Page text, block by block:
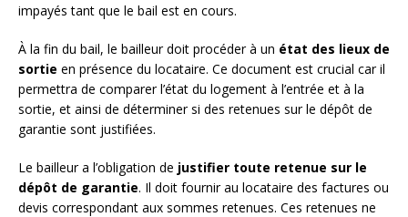
impayés tant que le bail est en cours.
À la fin du bail, le bailleur doit procéder à un état des lieux de
sortie en présence du locataire. Ce document est crucial car il
permettra de comparer l’état du logement à l’entrée et à la
sortie, et ainsi de déterminer si des retenues sur le dépôt de
garantie sont justifiées.
Le bailleur a l’obligation de justifier toute retenue sur le
dépôt de garantie. Il doit fournir au locataire des factures ou
devis correspondant aux sommes retenues. Ces retenues ne